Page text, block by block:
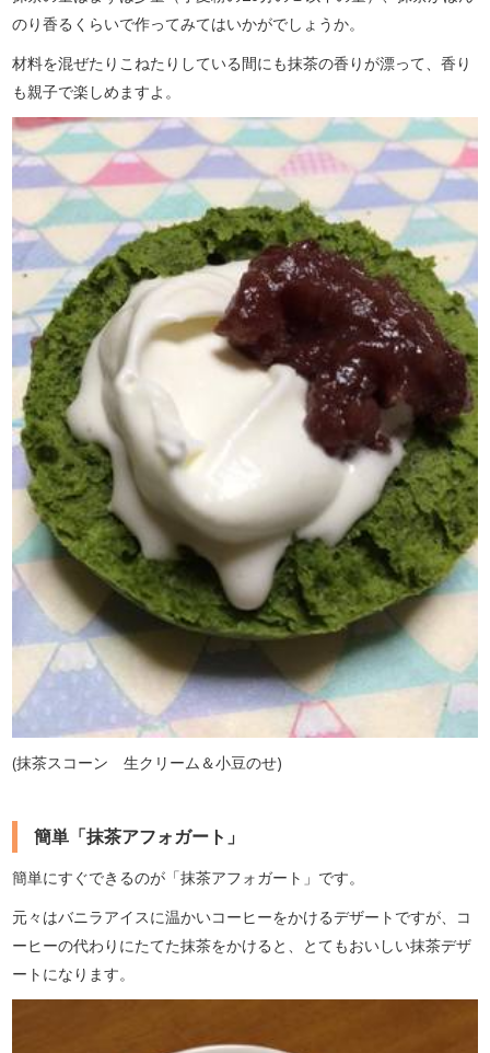
のり香るくらいで作ってみてはいかがでしょうか。
材料を混ぜたりこねたりしている間にも抹茶の香りが漂って、香り
も親子で楽しめますよ。
(抹茶スコーン 生クリーム＆小豆のせ)
簡単「抹茶アフォガート」
簡単にすぐできるのが「抹茶アフォガート」です。
元々はバニラアイスに温かいコーヒーをかけるデザートですが、コ
ーヒーの代わりにたてた抹茶をかけると、とてもおいしい抹茶デザ
ートになります。